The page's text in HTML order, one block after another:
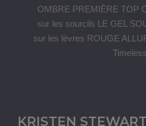
OMBRE PREMIÈRE TOP
sur les sourcils LE GEL
sur les lèvres ROUGE
KRISTEN